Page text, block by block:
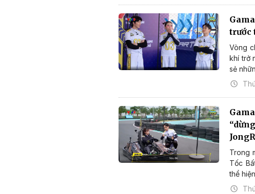
trước
Vòng
khí trở
sẻ
Trong
Tốc
thể